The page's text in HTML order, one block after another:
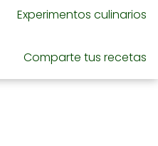
Experimentos culinarios
Comparte tus recetas